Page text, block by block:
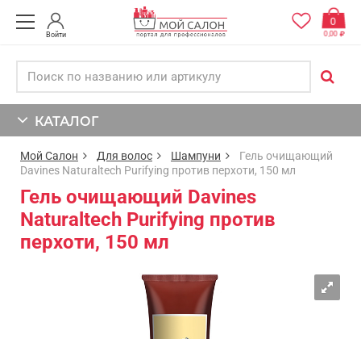
Войти
0
0,00
КАТАЛОГ
Мой Салон Для волос Шампуни
Гель очищающий
Davines Naturaltech Purifying против перхоти, 150 мл
Гель очищающий Davines
Naturaltech Purifying против
перхоти, 150 мл